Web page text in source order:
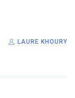
LAURE KHOURY